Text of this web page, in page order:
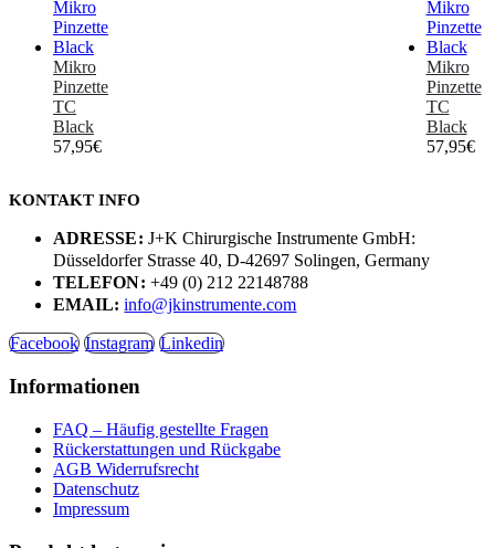
Mikro
Pinzette
TC
Black
57,95€
Mikro
Pinzette
TC
Black
57,95€
KONTAKT INFO
ADRESSE: J+K Chirurgische Instrumente GmbH:
Düsseldorfer Strasse 40, D-42697 Solingen, Germany
TELEFON: +49 (0) 212 22148788
EMAIL: info@jkinstrumente.com
Facebook Instagram Linkedin
Informationen
FAQ – Häufig gestellte Fragen
Rückerstattungen und Rückgabe
AGB Widerrufsrecht
Datenschutz
Impressum